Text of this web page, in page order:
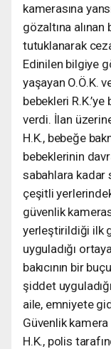
kamerasına
gözaltına alınan
tutuklanarak
Edinilen bilgiye
yaşayan O.Ö.K.
bebekleri
verdi. İlan
H.K., bebeğe
bebeklerinin
sabahlara kadar
çeşitli
güvenlik
yerleştirildiği ilk
uyguladığı
bakıcının bir
şiddet
aile, emniyete
Güvenlik kamera
H.K., polis